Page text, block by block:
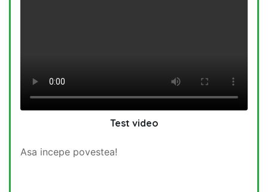
Test video
Asa incepe povestea!